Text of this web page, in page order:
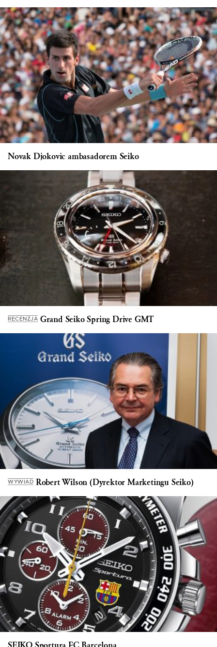
Novak Djokovic ambasadorem Seiko
RECENZJA Grand Seiko Spring Drive GMT
WYWIAD Robert Wilson (Dyrektor Marketingu Seiko)